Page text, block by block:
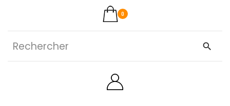
0
search